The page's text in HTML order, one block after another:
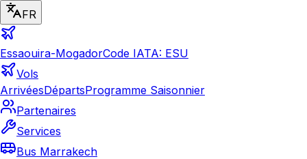
FR
Essaouira-MogadorCode IATA: ESU
Vols
ArrivéesDépartsProgramme Saisonnier
Partenaires
Services
Bus Marrakech